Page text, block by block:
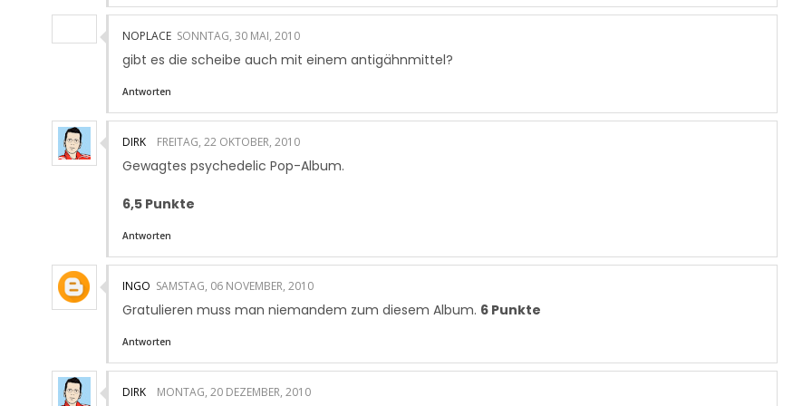
NOPLACE SONNTAG, 30 MAI, 2010
gibt es die scheibe auch mit einem antigähnmittel?
Antworten
DIRK FREITAG, 22 OKTOBER, 2010
Gewagtes psychedelic Pop-Album.
6,5 Punkte
Antworten
INGO SAMSTAG, 06 NOVEMBER, 2010
Gratulieren muss man niemandem zum diesem Album. 6 Punkte
Antworten
DIRK MONTAG, 20 DEZEMBER, 2010